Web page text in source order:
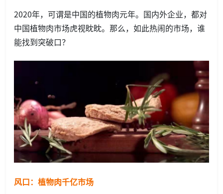
2020年，可谓是中国的植物肉元年。国内外企业，都对
中国植物肉市场虎视眈眈。那么，如此热闹的市场，谁
能找到突破口？
风口：植物肉千亿市场